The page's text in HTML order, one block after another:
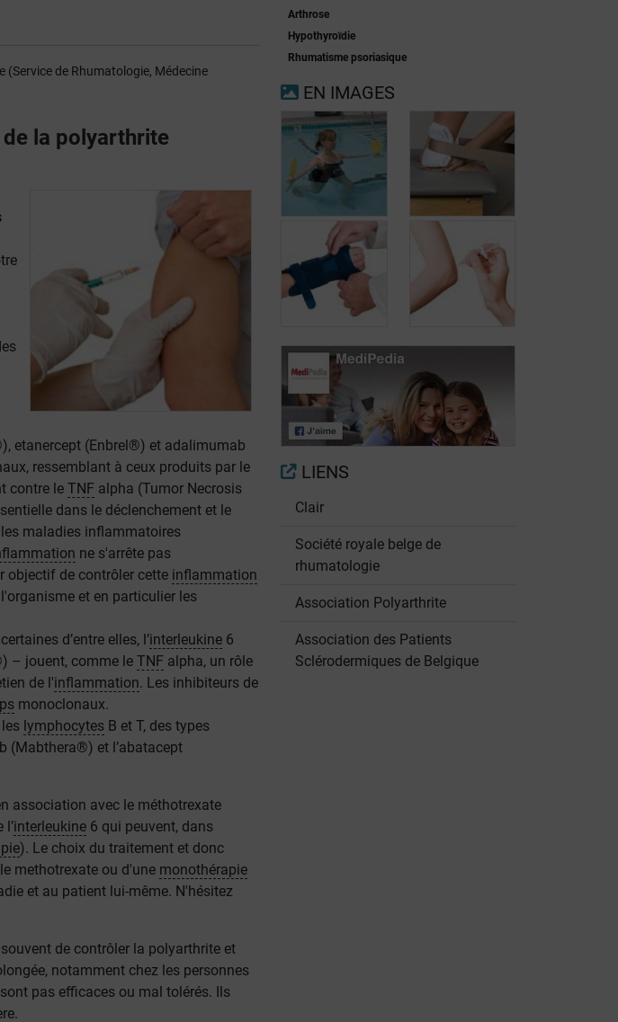
(Service de Rhumatologie, Médecine
la polyarthrite
etanercept (Enbrel®) et adalimumab
ressemblant à ceux produits par le
contre le TNFalpha (Tumor Necrosis
dans le déclenchement et le
maladies inflammatoires
ne s'arrête pas
objectif de contrôler cette inflammation
et en particulier les
d’entre elles, l’interleukine6
– jouent, comme le TNFalpha, un rôle
de l'inflammation. Les inhibiteurs de
monoclonaux.
lymphocytesB et T, des types
(Mabthera®) et l’abatacept
association avec le méthotrexate
interleukine6 qui peuvent, dans
). Le choix du traitement et donc
methotrexate ou d'une monothérapie
et au patient lui-même. N'hésitez
de contrôler la polyarthrite et
notamment chez les personnes
pas efficaces ou mal tolérés. Ils
Insuffisance
pancréatique
exocrine
Arthrose
Hypothyroïdie
Rhumatisme psoriasique
EN IMAGES
Maintenir une
activité
Kinésithérapie
Orthèses Infiltrations
LIENS
Clair
Société royale belge de
rhumatologie
Association Polyarthrite
Association des Patients
Sclérodermiques de Belgique